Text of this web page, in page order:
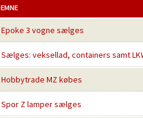
EMNE
Epoke 3 vogne sælges
Sælges: veksellad, containers samt
Hobbytrade MZ købes
Spor Z lamper sælges